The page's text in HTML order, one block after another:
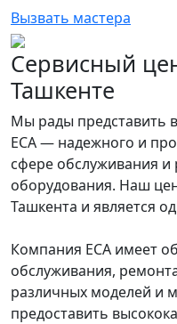
Вызвать мастера
Сервисный
Ташкенте
Мы рады представить
ECA — надежного и
сфере обслуживания и
оборудования. Наш
Ташкента и является
Компания ECA имеет
обслуживания,
различных моделей и
предоставить